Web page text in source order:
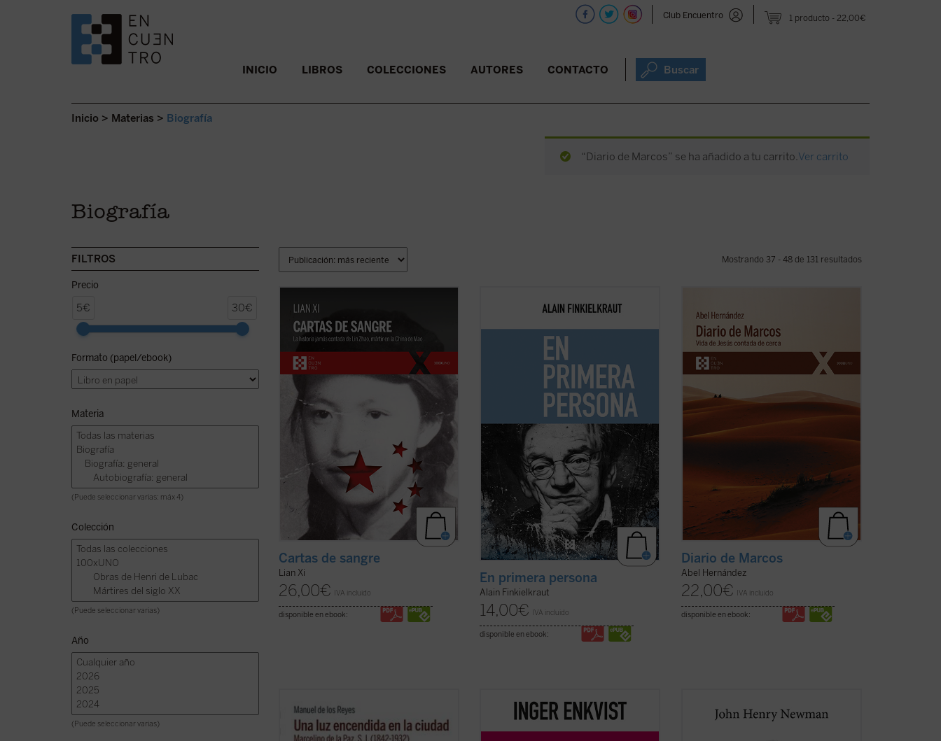
1 producto 22,00€
Club Encuentro
SALTAR AL CONTENIDO. INICIO LIBROS COLECCIONES AUTORES CONTACTO Buscar
Inicio > Materias > Biografía
“Diario de Marcos” se ha añadido a tu carrito.Ver carrito
Biografía
FILTROS
Precio
5€ 30€
Formato (papel/ebook)
Materia
(Puede seleccionar varias: máx 4)
Colección
(Puede seleccionar varias)
Año
(Puede seleccionar varias)
Mostrando 37 - 48 de 131 resultados
Cartas de sangre
Zhao, una poeta y periodista china
arrestada por el régimen de Mao en 1960
y ejecutada en la cúspide de la
Revolución Cultural. Sola entre las
víctimas de la dictadura maoísta,
mantuvo una ...
(ver ficha)
Cartas de sangre
Lian Xi
26,00€ IVA incluido
disponible en ebook:
«No he optado, en el momento de rendir
fortaleza inexpugnable de la
autobiografía. Pongo las cartas sobre la
mesa, digo desde dónde hablo (...) Con
todo, como escribió Kierkegaard, 'pensar
es una cosa, existir ...
(ver ficha)
En primera persona
Alain Finkielkraut
14,00€ IVA incluido
disponible en ebook:
maestría como cronista para dar color y
vida a la historia de Jesús de Nazaret,
que es «contada de cerca» por un aún
joven e inexperto evangelista Marcos, a
quien Jesús le encarga, nada más
Diario de Marcos
Abel Hernández
22,00€ IVA incluido
disponible en ebook:
Narra la vida de Marcelino de la Paz,
quien ingresó en el noviciado de la
Compañía de Jesús. Docente, predicador,
La experta educativa sueca Inger Enkvist
y la periodista Olga R. Sanmartín
abordan en esta larga e intensa
Considerada una obra cumbre de la
literatura autobiográfica universal,